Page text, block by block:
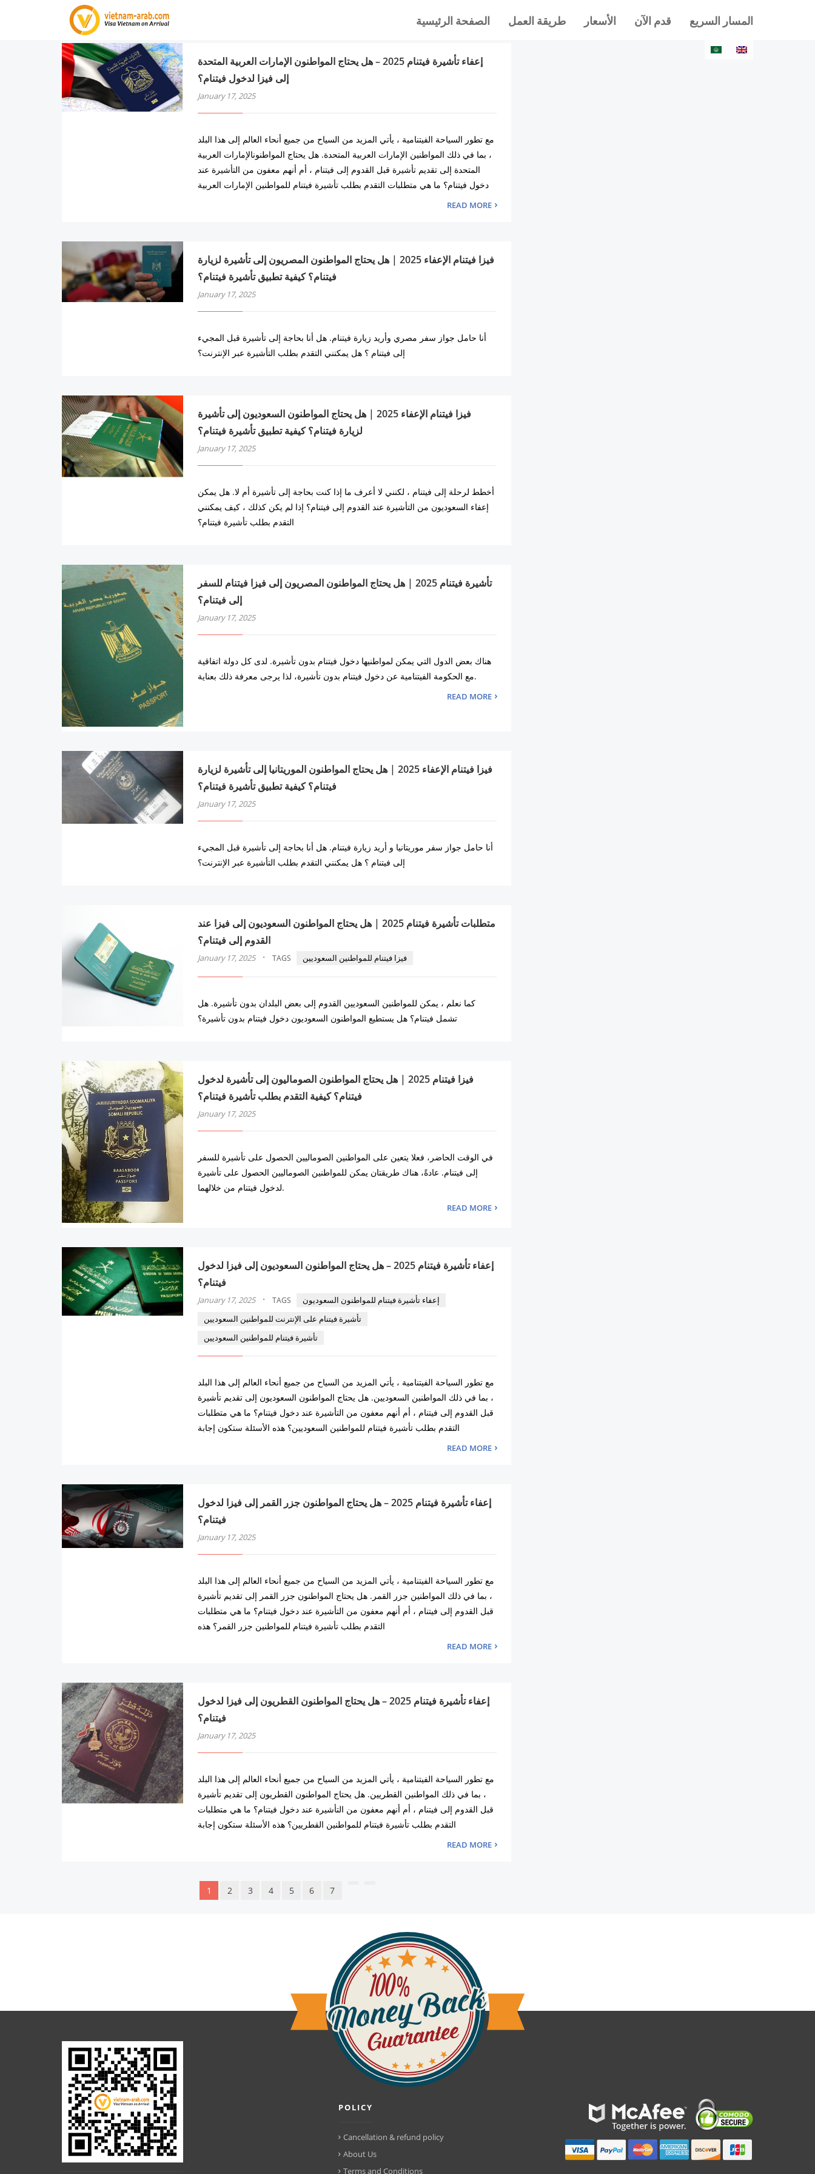
الصفحة الرئيسية طريقة العمل الأسعار قدم الآن المسار السريع
إعفاء تأشيرة فيتنام 2025 – هل يحتاج المواطنون الإمارات العربية المتحدة
إلى فيزا لدخول فيتنام؟
January 17, 2025
مع تطور السياحة الفيتنامية ، يأتي المزيد من السياح من جميع أنحاء العالم إلى هذا البلد
، بما في ذلك المواطنين الإمارات العربية المتحدة. هل يحتاج المواطنونالإمارات العربية
المتحدة إلى تقديم تأشيرة قبل القدوم إلى فيتنام ، أم أنهم معفون من التأشيرة عند
دخول فيتنام؟ ما هي متطلبات التقدم بطلب تأشيرة فيتنام للمواطنين الإمارات العربية
READ MORE
فيزا فيتنام الإعفاء 2025 | هل يحتاج المواطنون المصريون إلى تأشيرة لزيارة
فيتنام؟ كيفية تطبيق تأشيرة فيتنام؟
January 17, 2025
أنا حامل جواز سفر مصري وأريد زيارة فيتنام. هل أنا بحاجة إلى تأشيرة قبل المجيء
إلى فيتنام ؟ هل يمكنني التقدم بطلب التأشيرة عبر الإنترنت؟
فيزا فيتنام الإعفاء 2025 | هل يحتاج المواطنون السعوديون إلى تأشيرة
لزيارة فيتنام؟ كيفية تطبيق تأشيرة فيتنام؟
January 17, 2025
أخطط لرحلة إلى فيتنام ، لكنني لا أعرف ما إذا كنت بحاجة إلى تأشيرة أم لا. هل يمكن
إعفاء السعوديون من التأشيرة عند القدوم إلى فيتنام؟ إذا لم يكن كذلك ، كيف يمكنني
التقدم بطلب تأشيرة فيتنام؟
تأشيرة فيتنام 2025 | هل يحتاج المواطنون المصريون إلى فيزا فيتنام للسفر
إلى فيتنام؟
January 17, 2025
هناك بعض الدول التي يمكن لمواطنيها دخول فيتنام بدون تأشيرة. لدى كل دولة اتفاقية
مع الحكومة الفيتنامية عن دخول فيتنام بدون تأشيرة، لذا يرجى معرفة ذلك بعناية.
READ MORE
فيزا فيتنام الإعفاء 2025 | هل يحتاج المواطنون الموريتانيا إلى تأشيرة لزيارة
فيتنام؟ كيفية تطبيق تأشيرة فيتنام؟
January 17, 2025
أنا حامل جواز سفر موريتانيا و أريد زيارة فيتنام. هل أنا بحاجة إلى تأشيرة قبل المجيء
إلى فيتنام ؟ هل يمكنني التقدم بطلب التأشيرة عبر الإنترنت؟
متطلبات تأشيرة فيتنام 2025 | هل يحتاج المواطنون السعوديون إلى فيزا عند
القدوم إلى فيتنام؟
January 17, 2025 · TAGS فيزا فيتنام للمواطنين السعوديين
كما نعلم ، يمكن للمواطنين السعوديين القدوم إلى بعض البلدان بدون تأشيرة. هل
تشمل فيتنام؟ هل يستطيع المواطنون السعوديون دخول فيتنام بدون تأشيرة؟
فيزا فيتنام 2025 | هل يحتاج المواطنون الصوماليون إلى تأشيرة لدخول
فيتنام؟ كيفية التقدم بطلب تأشيرة فيتنام؟
January 17, 2025
في الوقت الحاضر، فعلا يتعين على المواطنين الصوماليين الحصول على تأشيرة للسفر
إلى فيتنام. عادةً، هناك طريقتان يمكن للمواطنين الصوماليين الحصول على تأشيرة
لدخول فيتنام من خلالهما.
READ MORE
إعفاء تأشيرة فيتنام 2025 – هل يحتاج المواطنون السعوديون إلى فيزا لدخول
فيتنام؟
January 17, 2025 · TAGS
إعفاء تأشيرة فيتنام للمواطنون السعوديون
تأشيرة فيتنام على الإنترنت للمواطنين السعوديين
تأشيرة فيتنام للمواطنين السعوديين
مع تطور السياحة الفيتنامية ، يأتي المزيد من السياح من جميع أنحاء العالم إلى هذا البلد
، بما في ذلك المواطنين السعوديين. هل يحتاج المواطنون السعوديون إلى تقديم تأشيرة
قبل القدوم إلى فيتنام ، أم أنهم معفون من التأشيرة عند دخول فيتنام؟ ما هي متطلبات
التقدم بطلب تأشيرة فيتنام للمواطنين السعوديين؟ هذه الأسئلة ستكون إجابة
READ MORE
إعفاء تأشيرة فيتنام 2025 – هل يحتاج المواطنون جزر القمر إلى فيزا لدخول
فيتنام؟
January 17, 2025
مع تطور السياحة الفيتنامية ، يأتي المزيد من السياح من جميع أنحاء العالم إلى هذا البلد
، بما في ذلك المواطنين جزر القمر. هل يحتاج المواطنون جزر القمر إلى تقديم تأشيرة
قبل القدوم إلى فيتنام ، أم أنهم معفون من التأشيرة عند دخول فيتنام؟ ما هي متطلبات
التقدم بطلب تأشيرة فيتنام للمواطنين جزر القمر؟ هذه
READ MORE
إعفاء تأشيرة فيتنام 2025 – هل يحتاج المواطنون القطريون إلى فيزا لدخول
فيتنام؟
January 17, 2025
مع تطور السياحة الفيتنامية ، يأتي المزيد من السياح من جميع أنحاء العالم إلى هذا البلد
، بما في ذلك المواطنين القطريين. هل يحتاج المواطنون القطريون إلى تقديم تأشيرة
قبل القدوم إلى فيتنام ، أم أنهم معفون من التأشيرة عند دخول فيتنام؟ ما هي متطلبات
التقدم بطلب تأشيرة فيتنام للمواطنين القطريين؟ هذه الأسئلة ستكون إجابة
READ MORE
1 2 3 4 5 6 7
POLICY
Cancellation & refund policy
About Us
Terms and Conditions